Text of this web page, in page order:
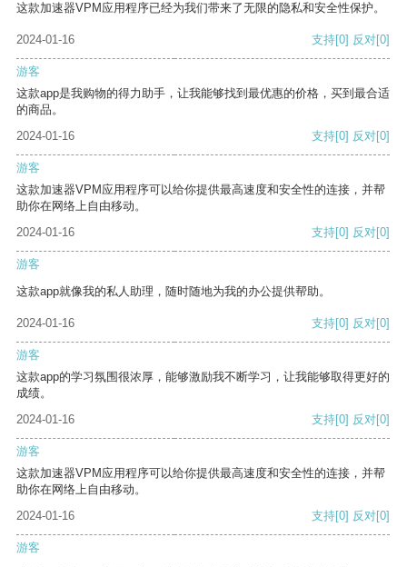
这款加速器VPM应用程序已经为我们带来了无限的隐私和安全性保护。
2024-01-16 支持[0] 反对[0]
游客
这款app是我购物的得力助手，让我能够找到最优惠的价格，买到最合适
的商品。
2024-01-16
支持[0] 反对[0]
游客
这款加速器VPM应用程序可以给你提供最高速度和安全性的连接，并帮
助你在网络上自由移动。
2024-01-16
支持[0] 反对[0]
游客
这款app就像我的私人助理，随时随地为我的办公提供帮助。
2024-01-16 支持[0] 反对[0]
游客
这款app的学习氛围很浓厚，能够激励我不断学习，让我能够取得更好的
成绩。
2024-01-16
支持[0] 反对[0]
游客
这款加速器VPM应用程序可以给你提供最高速度和安全性的连接，并帮
助你在网络上自由移动。
2024-01-16
支持[0] 反对[0]
游客